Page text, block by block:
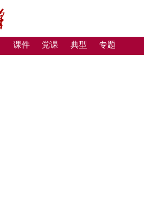
课件 党课 典型 专题